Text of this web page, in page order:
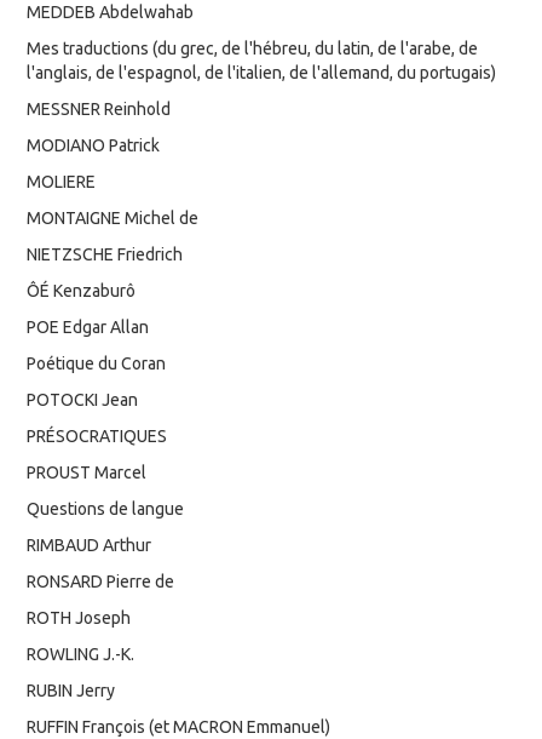
MEDDEB Abdelwahab
Mes traductions (du grec, de l'hébreu, du latin, de l'arabe, de
l'anglais, de l'espagnol, de l'italien, de l'allemand, du portugais)
MESSNER Reinhold
MODIANO Patrick
MOLIERE
MONTAIGNE Michel de
NIETZSCHE Friedrich
ÔÉ Kenzaburô
POE Edgar Allan
Poétique du Coran
POTOCKI Jean
PRÉSOCRATIQUES
PROUST Marcel
Questions de langue
RIMBAUD Arthur
RONSARD Pierre de
ROTH Joseph
ROWLING J.-K.
RUBIN Jerry
RUFFIN François (et MACRON Emmanuel)